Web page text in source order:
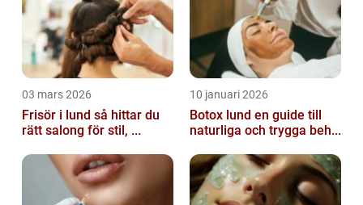
03 mars 2026
Frisör i lund så hittar du
rätt salong för stil, ...
10 januari 2026
Botox lund en guide till
naturliga och trygga beh...